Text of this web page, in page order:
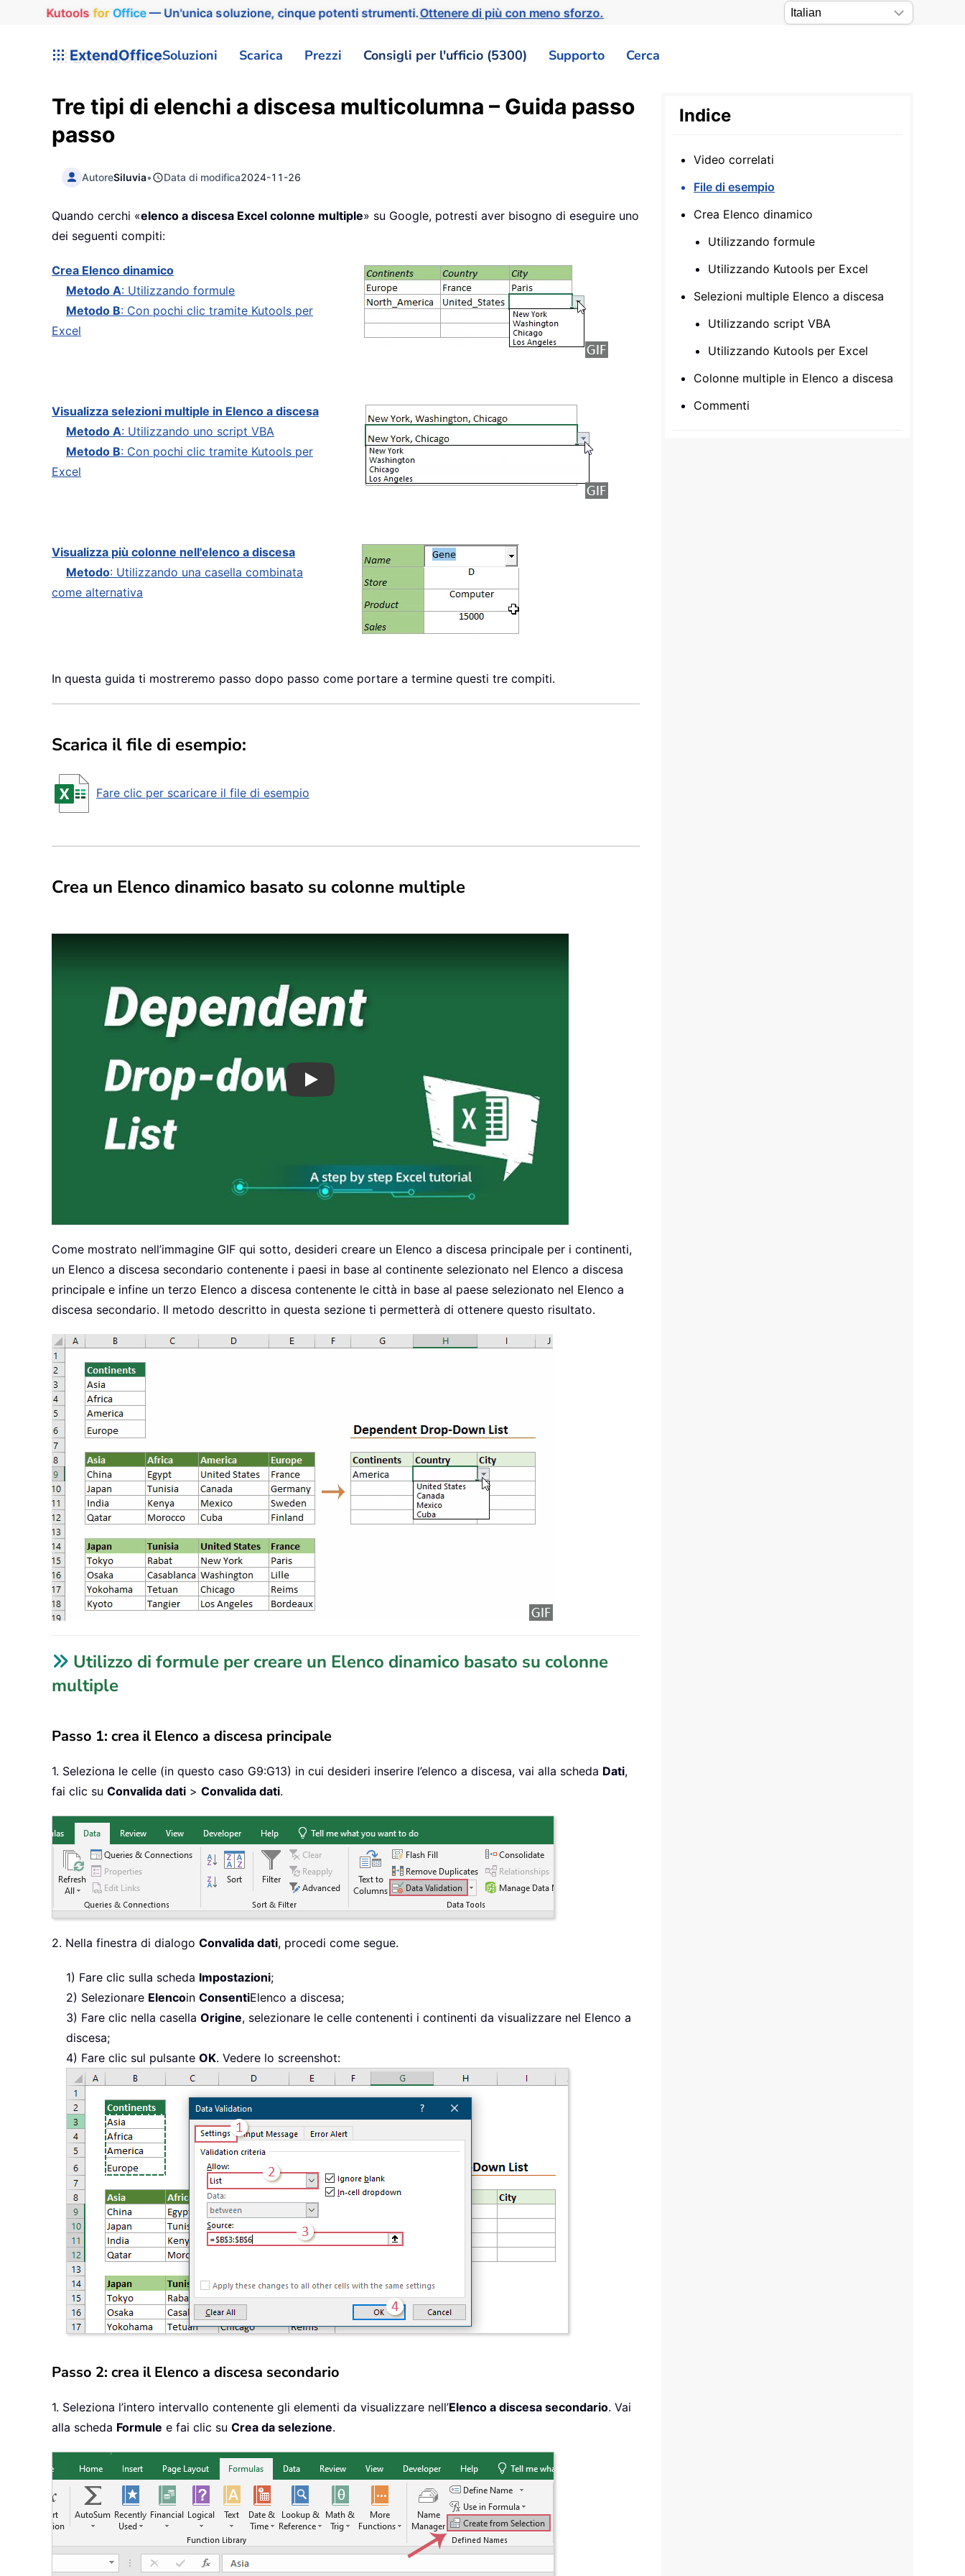
Kutools for Office— Un'unica soluzione, cinque potenti strumenti.Ottenere di più con meno sforzo.
ExtendOfficeSoluzioni Scarica Prezzi Consigli per l'ufficio (5300) Supporto Cerca
Tre tipi di elenchi a discesa multicolumna – Guida passo
passo
AutoreSiluvia• Data di modifica2024-11-26
Quando cerchi «elenco a discesa Excel colonne multiple» su Google, potresti aver bisogno di eseguire uno
dei seguenti compiti:
Crea Elenco dinamico
Metodo A: Utilizzando formule
Metodo B: Con pochi clic tramite Kutools per
Excel
Visualizza selezioni multiple in Elenco a discesa
Metodo A: Utilizzando uno script VBA
Metodo B: Con pochi clic tramite Kutools per
Excel
Visualizza più colonne nell'elenco a discesa
Metodo: Utilizzando una casella combinata
come alternativa
In questa guida ti mostreremo passo dopo passo come portare a termine questi tre compiti.
Scarica il file di esempio:
Fare clic per scaricare il file di esempio
Crea un Elenco dinamico basato su colonne multiple
Play
Come mostrato nell’immagine GIF qui sotto, desideri creare un Elenco a discesa principale per i continenti,
un Elenco a discesa secondario contenente i paesi in base al continente selezionato nel Elenco a discesa
principale e infine un terzo Elenco a discesa contenente le città in base al paese selezionato nel Elenco a
discesa secondario. Il metodo descritto in questa sezione ti permetterà di ottenere questo risultato.
Utilizzo di formule per creare un Elenco dinamico basato su colonne
multiple
Passo 1: crea il Elenco a discesa principale
1. Seleziona le celle (in questo caso G9:G13) in cui desideri inserire l’elenco a discesa, vai alla scheda Dati,
fai clic su Convalida dati > Convalida dati.
2. Nella finestra di dialogo Convalida dati, procedi come segue.
1) Fare clic sulla scheda Impostazioni;
2) Selezionare Elencoin ConsentiElenco a discesa;
3) Fare clic nella casella Origine, selezionare le celle contenenti i continenti da visualizzare nel Elenco a
discesa;
4) Fare clic sul pulsante OK. Vedere lo screenshot:
Passo 2: crea il Elenco a discesa secondario
1. Seleziona l’intero intervallo contenente gli elementi da visualizzare nell’Elenco a discesa secondario. Vai
alla scheda Formule e fai clic su Crea da selezione.
Indice
Video correlati
File di esempio
Crea Elenco dinamico
Utilizzando formule
Utilizzando Kutools per Excel
Selezioni multiple Elenco a discesa
Utilizzando script VBA
Utilizzando Kutools per Excel
Colonne multiple in Elenco a discesa
Commenti